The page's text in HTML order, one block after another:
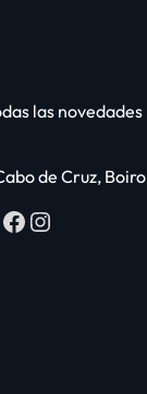
las novedades
de Cruz, Boiro